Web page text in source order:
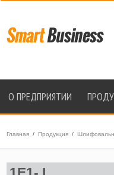
О ПРЕДПРИЯТИИ
Главная / Продукция /